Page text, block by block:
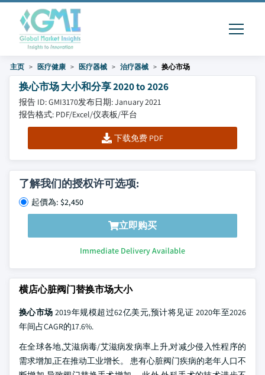
主页 医疗健康 医疗器械 治疗器械 换心市场
换心市场 大小和分享 2020 to 2026
报告 ID: GMI3170发布日期: January 2021
报告格式: PDF/Excel/仪表板/平台
下载免费 PDF
了解我们的授权许可选项:
起價為: $2,450
立即购买
Immediate Delivery Available
横店心脏阀门替换市场大小
换心市场 2019年规模超过62亿美元,预计将见证 2020年至2026
年间占CAGR的17.6%.
在全球各地,艾滋病毒/艾滋病发病率上升,对减少侵入性程序的
需求增加,正在推动工业增长。 患有心脏阀门疾病的老年人口不